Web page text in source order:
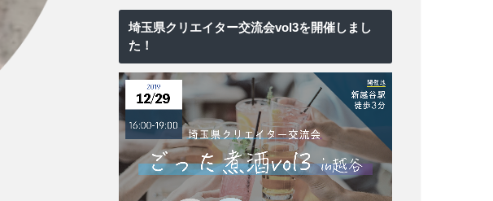
埼玉県クリエイター交流会vol3を開催しまし
た！